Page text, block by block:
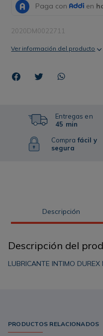
2020DM0022711
Ver información del producto
Entregas en
45 min
Comprafácil y
segura
Descripción
Descripción del
LUBRICANTE INTIMO
PRODUCTOS RELACIONADOS